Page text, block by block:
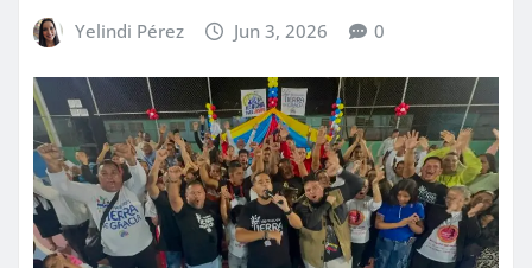
Yelindi Pérez Jun 3, 2026 0